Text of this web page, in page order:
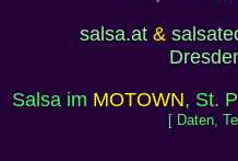
salsa.at&
Salsa im MOTOWN, St.
[ Daten,